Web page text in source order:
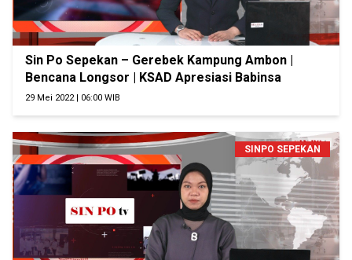
Sin Po Sepekan – Gerebek Kampung Ambon |
Bencana Longsor | KSAD Apresiasi Babinsa
29 Mei 2022 | 06:00 WIB
SINPO SEPEKAN